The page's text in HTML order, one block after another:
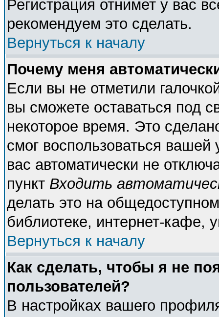
Регистрация отнимет у вас
рекомендуем это сделать.
Вернуться к началу
Почему меня
Если вы не отметили
вы сможете оставаться под
некоторое время. Это
смог воспользоваться
вас автоматически не
пункт Входить
делать это на
библиотеке, интернет-кафе,
Вернуться к началу
Как сделать, чтобы я не
пользователей?
В настройках вашего